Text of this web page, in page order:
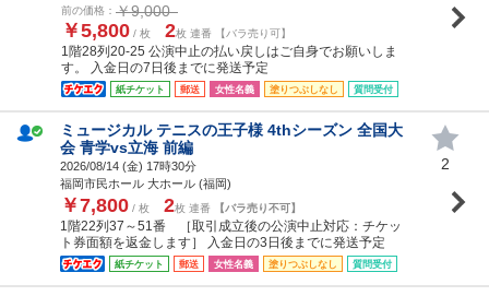
前の価格： ￥9,000
￥5,800 / 枚 2枚 連番 【バラ売り可】
1階28列20-25 公演中止の払い戻しはご自身でお願いしま
す。 入金日の7日後までに発送予定
紙チケット 郵送 女性名義 塗りつぶしなし 質問受付
ミュージカル テニスの王子様 4thシーズン 全国大
会 青学vs立海 前編
2026/08/14 (金) 17時30分
福岡市民ホール 大ホール (福岡)
￥7,800 / 枚 2枚 連番 【バラ売り不可】
1階22列37～51番 ［取引成立後の公演中止対応：チケッ
ト券面額を返金します］ 入金日の3日後までに発送予定
紙チケット 郵送 女性名義 塗りつぶしなし 質問受付
2